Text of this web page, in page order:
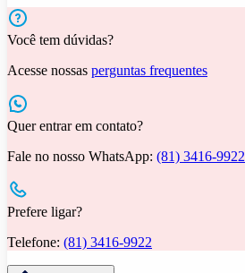
Você tem dúvidas?
Acesse nossas perguntas frequentes
Quer entrar em contato?
Fale no nosso WhatsApp: (81) 3416-9922
Prefere ligar?
Telefone: (81) 3416-9922